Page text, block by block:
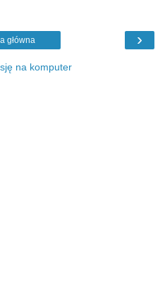
›
główna
na komputer